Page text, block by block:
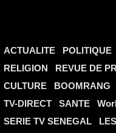
ACTUALITE POLITIQUE
RELIGION
REVUE DE
CULTURE
BOOMRANG
TV-DIRECT
SANTE
SERIE TV SENEGAL